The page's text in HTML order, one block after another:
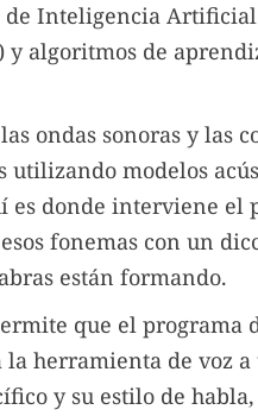
de Inteligencia
y algoritmos de
ondas sonoras y las
utilizando modelos
es donde interviene el
fonemas con un
están formando.
que el programa
herramienta de voz
y su estilo de